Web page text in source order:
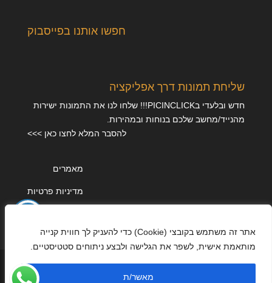
אתר זה משתמש בקובצי (Cookie) כדי להעניק לך חווית קנייה
מותאמת אישית, לשפר את הגלישה ולבצע ניתוחים סטטיסטיים.
מאשר/ת
חפשו אותנו בפייסבוק
שליחת תמונות דרך אפליקציה
חדש ובלעדי בPICINCLICK!!! שלחו לנו את התמונות ישירות
מהנייד/מחשב שלכם בנוחות ובמהירות.
להסבר המלא לחצו כאן >>>
מאמרים
מדיניות פרטיות